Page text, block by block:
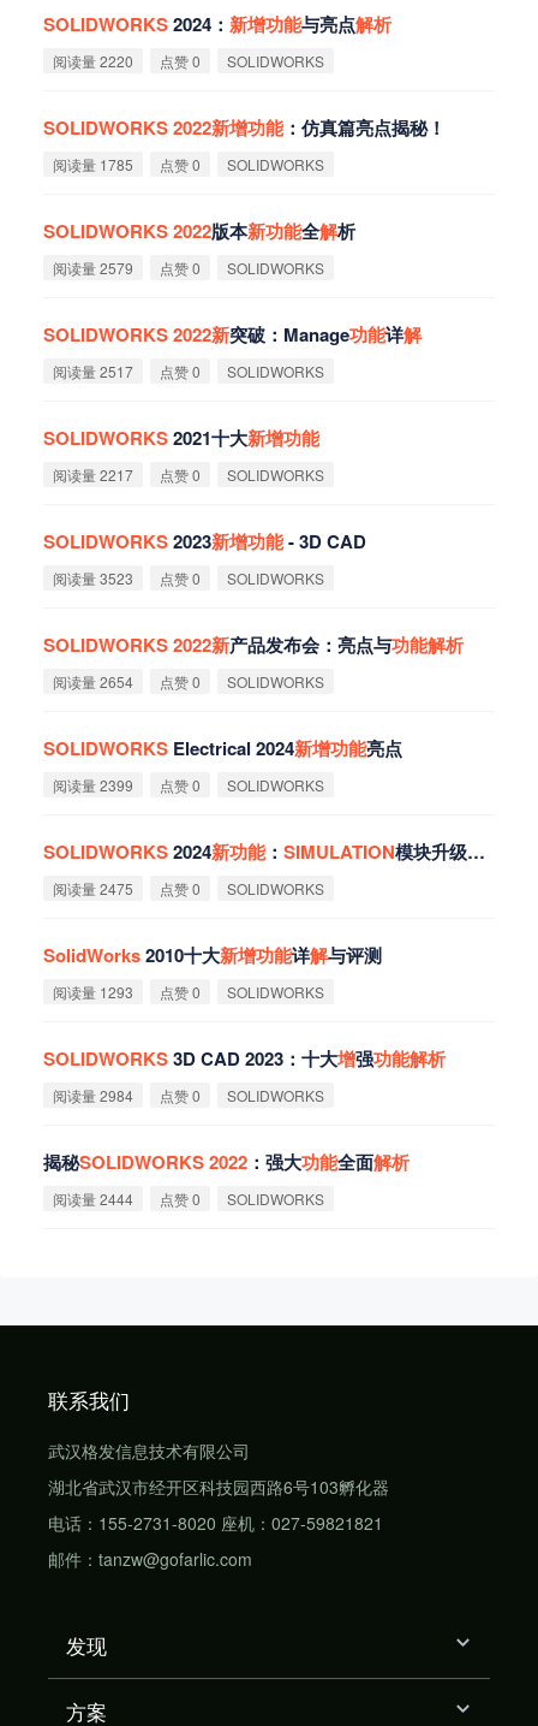
SOLIDWORKS2024： 新增功能与亮点解析
阅读量 2220 点赞 0 SOLIDWORKS
SOLIDWORKS2022新增功能：仿真篇亮点揭秘！
阅读量 1785 点赞 0 SOLIDWORKS
SOLIDWORKS2022版本新功能全解析‌
阅读量 2579 点赞 0 SOLIDWORKS
SOLIDWORKS2022新突破：Manage功能详解
阅读量 2517 点赞 0 SOLIDWORKS
SOLIDWORKS2021十大新增功能
阅读量 2217 点赞 0 SOLIDWORKS
SOLIDWORKS2023新增功能- 3D CAD
阅读量 3523 点赞 0 SOLIDWORKS
SOLIDWORKS2022新产品发布会：亮点与功能解析
阅读量 2654 点赞 0 SOLIDWORKS
SOLIDWORKS Electrical 2024新增功能亮点‌
阅读量 2399 点赞 0 SOLIDWORKS
SOLIDWORKS2024新功能： SIMULATION模块升级亮点
阅读量 2475 点赞 0 SOLIDWORKS
SolidWorks2010十大新增功能详解与评测
阅读量 1293 点赞 0 SOLIDWORKS
SOLIDWORKS3D CAD 2023：十大增强功能解析
阅读量 2984 点赞 0 SOLIDWORKS
揭秘SOLIDWORKS2022 ：强大功能全面解析
阅读量 2444 点赞 0 SOLIDWORKS
联系我们
武汉格发信息技术有限公司
湖北省武汉市经开区科技园西路6号103孵化器
电话：155-2731-8020 座机：027-59821821
邮件：tanzw@gofarlic.com
发现
方案